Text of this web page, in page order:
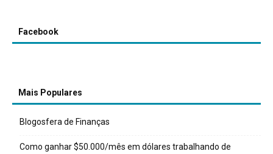
Facebook
Mais Populares
Blogosfera de Finanças
Como ganhar $50.000/mês em dólares trabalhando de